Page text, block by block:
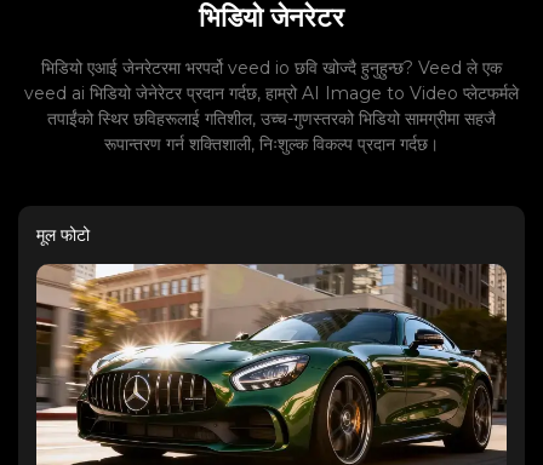
भिडियो जेनरेटर
भिडियो एआई जेनरेटरमा भरपर्दो veed io छवि खोज्दै हुनुहुन्छ? Veed ले एक
veed ai भिडियो जेनेरेटर प्रदान गर्दछ, हाम्रो AI Image to Video प्लेटफर्मले
तपाईंको स्थिर छविहरूलाई गतिशील, उच्च-गुणस्तरको भिडियो सामग्रीमा सहजै
रूपान्तरण गर्न शक्तिशाली, निःशुल्क विकल्प प्रदान गर्दछ।
मूल फोटो